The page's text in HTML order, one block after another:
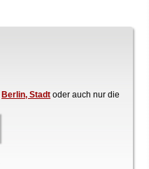
Berlin, Stadt oder auch nur die